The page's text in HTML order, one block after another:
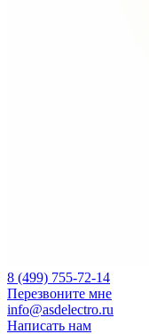
8 (499) 755-72-14
Перезвоните мне
info@asdelectro.ru
Написать нам